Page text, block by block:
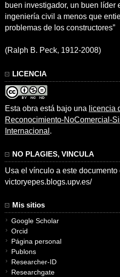
buen investigador, un buen líder
ingeniería civil a menos que
problemas de los constructores”
(Ralph B. Peck, 1912-2008)
LICENCIA
Esta obra está bajo una licencia
Reconocimiento-NoComercial-
Internacional .
NO PLAGIES, VINCULA
Usa el vínculo a este
victoryepes.blogs.upv.es/
Mis sitios
Google Scholar
Orcid
Página personal
Publons
Researcher-ID
Researchgate